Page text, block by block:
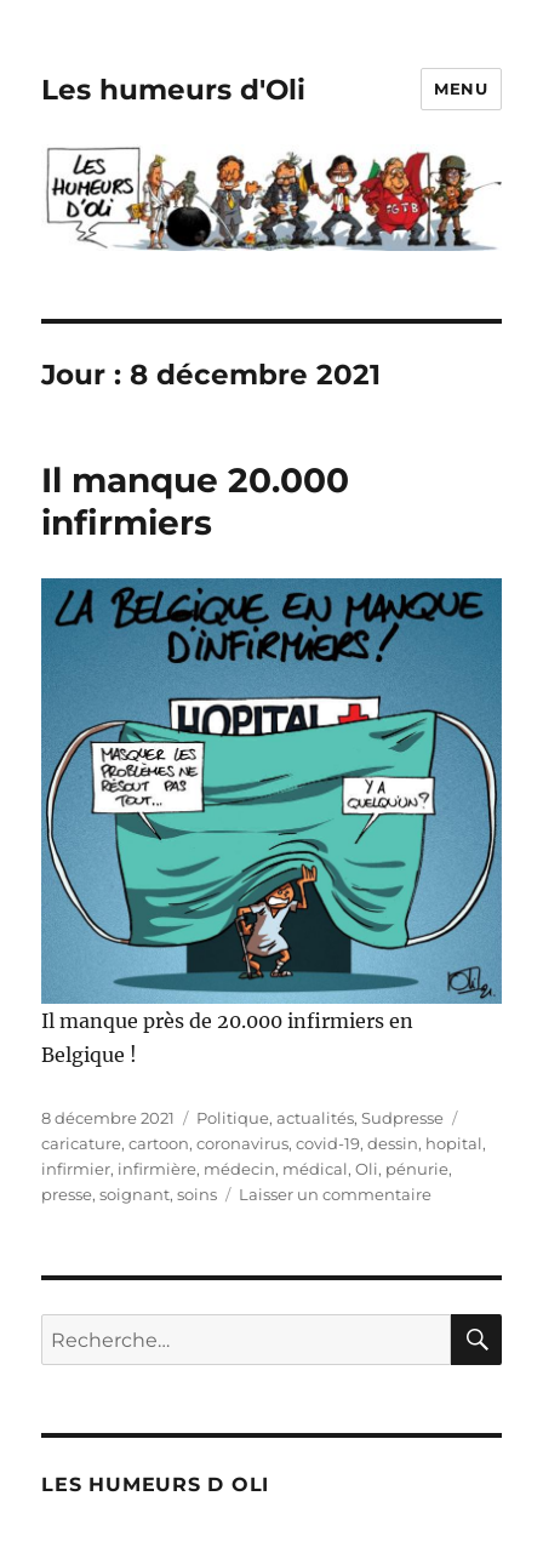
Les humeurs d'Oli MENU
Jour :8 décembre 2021
Il manque 20.000
infirmiers
Il manque près de 20.000 infirmiers en
Belgique !
Publié
le
8 décembre 2021 Catégories
Politique, actualités,Sudpresse
caricature,cartoon,coronavirus,covid-19,dessin, hopital,
infirmier, infirmière, médecin, médical,Oli, pénurie,
presse,soignant,soins Laisser un commentairesur
Recherche
pour :
LES HUMEURS D OLI